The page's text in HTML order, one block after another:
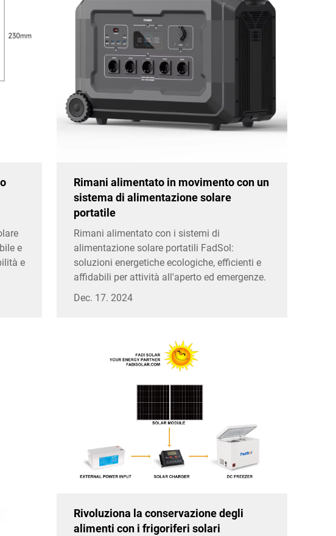
e
e
Rimani alimentato in movimento con un
sistema di alimentazione solare
portatile
Rimani alimentato con i sistemi di
alimentazione solare portatili FadSol:
soluzioni energetiche ecologiche, efficienti e
affidabili per attività all'aperto ed emergenze.
Dec. 17. 2024
Rivoluziona la conservazione degli
alimenti con i frigoriferi solari